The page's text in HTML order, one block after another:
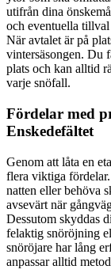
utifrån dina
och eventuella
När avtalet är på
vintersäsongen. Du
plats och kan alltid
varje snöfall.
Fördelar med
Enskedefältet
Genom att låta en
flera viktiga
natten eller behöva
avsevärt när
Dessutom skyddas
felaktig snöröjning
snöröjare har lång
anpassar alltid